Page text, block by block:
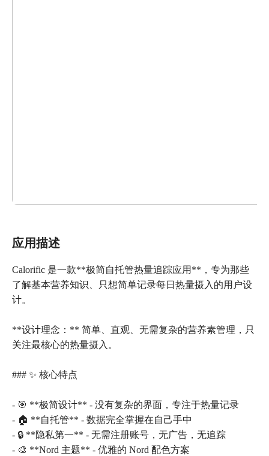
应用描述
Calorific 是一款**极简自托管热量追踪应用**，专为那些
了解基本营养知识、只想简单记录每日热量摄入的用户设
计。
**设计理念：** 简单、直观、无需复杂的营养素管理，只
关注最核心的热量摄入。
### ✨ 核心特点
- 🎯 **极简设计** - 没有复杂的界面，专注于热量记录
- 🏠 **自托管** - 数据完全掌握在自己手中
- 🔒 **隐私第一** - 无需注册账号，无广告，无追踪
- 🎨 **Nord 主题** - 优雅的 Nord 配色方案